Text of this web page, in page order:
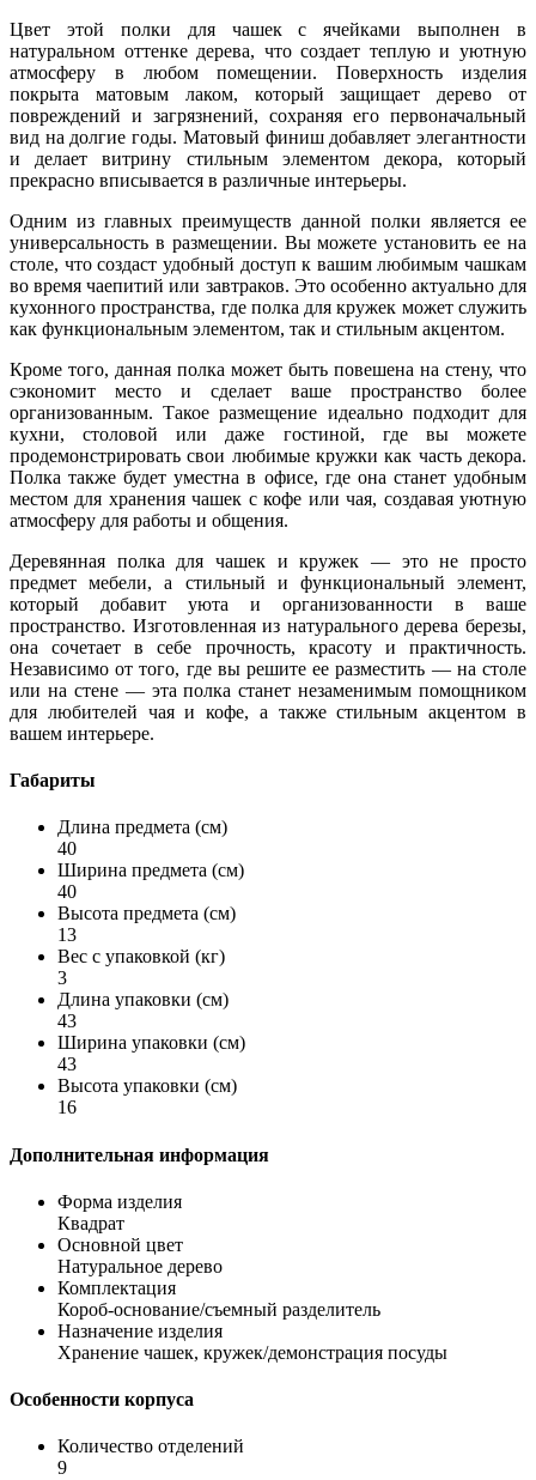
Цвет этой полки для чашек с ячейками выполнен в
натуральном оттенке дерева, что создает теплую и уютную
атмосферу в любом помещении. Поверхность изделия
покрыта матовым лаком, который защищает дерево от
повреждений и загрязнений, сохраняя его первоначальный
вид на долгие годы. Матовый финиш добавляет элегантности
и делает витрину стильным элементом декора, который
прекрасно вписывается в различные интерьеры.
Одним из главных преимуществ данной полки является ее
универсальность в размещении. Вы можете установить ее на
столе, что создаст удобный доступ к вашим любимым чашкам
во время чаепитий или завтраков. Это особенно актуально для
кухонного пространства, где полка для кружек может служить
как функциональным элементом, так и стильным акцентом.
Кроме того, данная полка может быть повешена на стену, что
сэкономит место и сделает ваше пространство более
организованным. Такое размещение идеально подходит для
кухни, столовой или даже гостиной, где вы можете
продемонстрировать свои любимые кружки как часть декора.
Полка также будет уместна в офисе, где она станет удобным
местом для хранения чашек с кофе или чая, создавая уютную
атмосферу для работы и общения.
Деревянная полка для чашек и кружек — это не просто
предмет мебели, а стильный и функциональный элемент,
который добавит уюта и организованности в ваше
пространство. Изготовленная из натурального дерева березы,
она сочетает в себе прочность, красоту и практичность.
Независимо от того, где вы решите ее разместить — на столе
или на стене — эта полка станет незаменимым помощником
для любителей чая и кофе, а также стильным акцентом в
вашем интерьере.
Габариты
Длина предмета (см)
40
Ширина предмета (см)
40
Высота предмета (см)
13
Вес с упаковкой (кг)
3
Длина упаковки (см)
43
Ширина упаковки (см)
43
Высота упаковки (см)
16
Дополнительная информация
Форма изделия
Квадрат
Основной цвет
Натуральное дерево
Комплектация
Короб-основание/съемный разделитель
Назначение изделия
Хранение чашек, кружек/демонстрация посуды
Особенности корпуса
Количество отделений
9